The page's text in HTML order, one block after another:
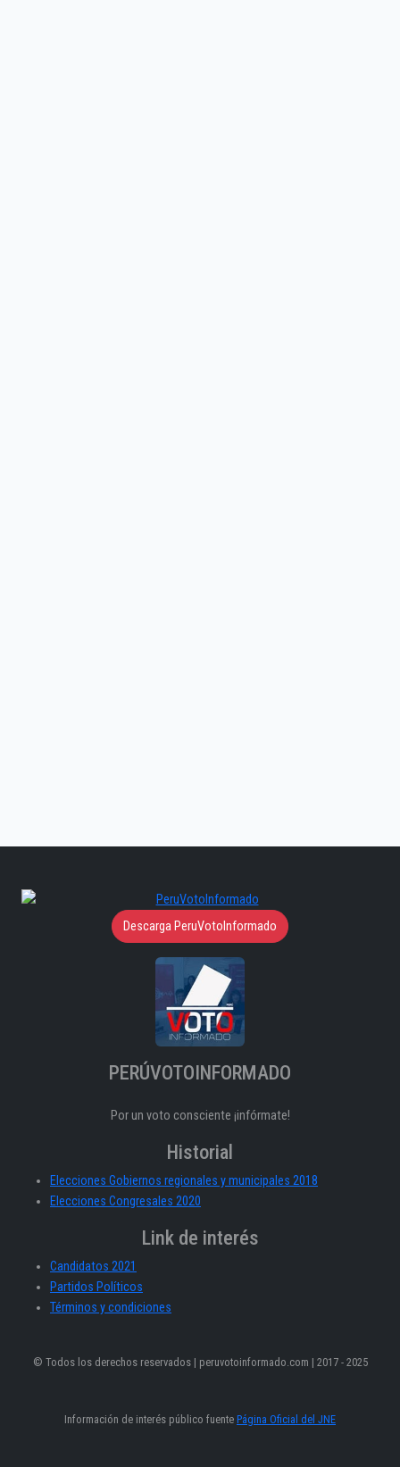
Descarga PeruVotoInformado
PERÚVOTOINFORMADO
Por un voto consciente ¡infórmate!
Historial
Elecciones Gobiernos regionales y municipales 2018
Elecciones Congresales 2020
Link de interés
Candidatos 2021
Partidos Políticos
Términos y condiciones
© Todos los derechos reservados | peruvotoinformado.com | 2017 - 2025
Información de interés público fuente Página Oficial del JNE